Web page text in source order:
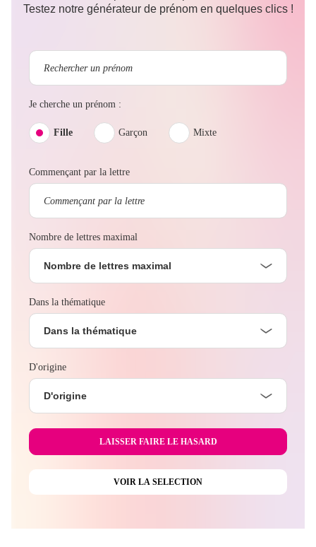
Testez notre générateur de prénom en quelques clics !
Je cherche un prénom :
Fille Garçon Mixte
Commençant par la lettre
Nombre de lettres maximal
Nombre de lettres maximal
Dans la thématique
Dans la thématique
D'origine
D'origine